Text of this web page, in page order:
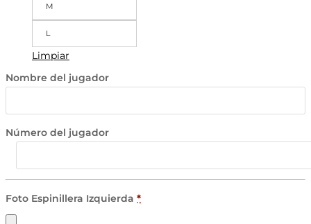
M
L
Limpiar
Nombre del jugador
Número del jugador
Foto Espinillera Izquierda *